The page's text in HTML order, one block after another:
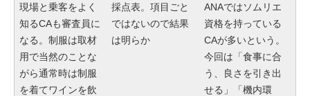
現場と乗客をよく
知るCAも審査員に
なる。制服は取材
用で当然のことな
がら通常時は制服
を着てワインを飲
採点表。項目ごと
ではないので結果
は明らか
ANAではソムリエ
資格を持っている
CAが多いという。
今回は「食事に合
う、良さを引き出
せる」「機内環